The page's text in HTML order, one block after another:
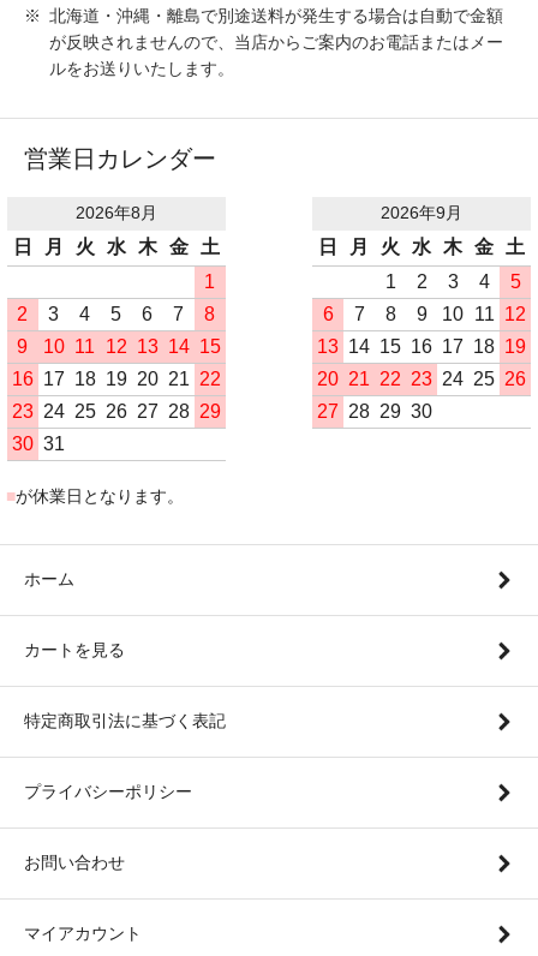
北海道・沖縄・離島で別途送料が発生する場合は自動で金額
が反映されませんので、当店からご案内のお電話またはメー
ルをお送りいたします。
営業日カレンダー
2026年8月
日 月 火 水 木 金
土
1
2
3 4 5 6 7
8
9
10 11 12 13 14 15
16 17 18 19 20 21 22
23 24 25 26 27 28 29
30 31
2026年9月
日 月 火 水 木 金
土
1
2 3 4
5
6
7 8 9 10 11 12
13 14 15 16 17 18 19
20 21 22 23 24 25 26
27 28 29 30
■が休業日となります。
ホーム
カートを見る
特定商取引法に基づく表記
プライバシーポリシー
お問い合わせ
マイアカウント